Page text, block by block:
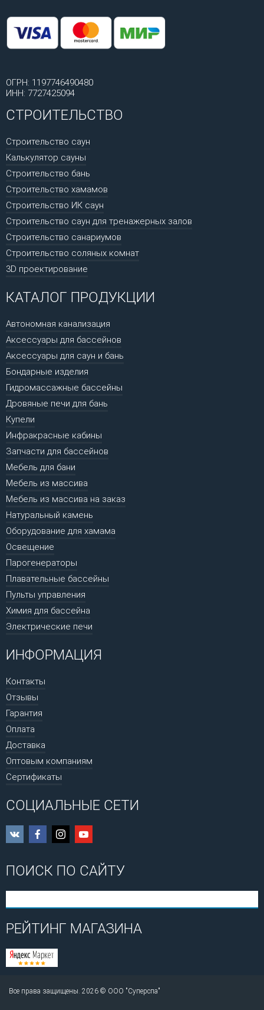
ОГРН: 1197746490480
ИНН: 7727425094
СТРОИТЕЛЬСТВО
Строительство саун
Калькулятор сауны
Строительство бань
Строительство хамамов
Строительство ИК саун
Строительство саун для тренажерных залов
Строительство санариумов
Строительство соляных комнат
3D проектирование
КАТАЛОГ ПРОДУКЦИИ
Автономная канализация
Аксессуары для бассейнов
Аксессуары для саун и бань
Бондарные изделия
Гидромассажные бассейны
Дровяные печи для бань
Купели
Инфракрасные кабины
Запчасти для бассейнов
Мебель для бани
Мебель из массива
Мебель из массива на заказ
Натуральный камень
Оборудование для хамама
Освещение
Парогенераторы
Плавательные бассейны
Пульты управления
Химия для бассейна
Электрические печи
ИНФОРМАЦИЯ
Контакты
Отзывы
Гарантия
Оплата
Доставка
Оптовым компаниям
Сертификаты
СОЦИАЛЬНЫЕ СЕТИ
ПОИСК ПО САЙТУ
РЕЙТИНГ МАГАЗИНА
Все права защищены. 2026 © ООО "Суперспа"